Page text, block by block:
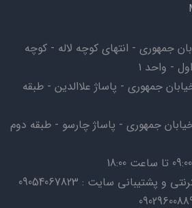
جمهوری - انتهای کوچه لاله - کوچه
جمهوری - پاساژ علاالدین - طبقه
جمهوری - پاساژ چارسو - طبقه دوم
پشتیبانی سایت : 09054067823